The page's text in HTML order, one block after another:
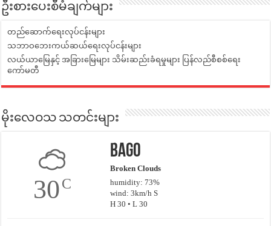
ဦးစားပေးစီမံချက်များ
တည်ဆောက်ရေးလုပ်ငန်းများ
သဘာဝဘေးကယ်ဆယ်ရေးလုပ်ငန်းများ
လယ်ယာမြေနှင့် အခြားမြေများ သိမ်းဆည်းခံရမှုများ ပြန်လည်စီစစ်ရေး
ကော်မတီ
မိုးလေဝသ သတင်းများ
30C
Bago
Broken Clouds
humidity: 73%
wind: 3km/h S
H 30 • L 30